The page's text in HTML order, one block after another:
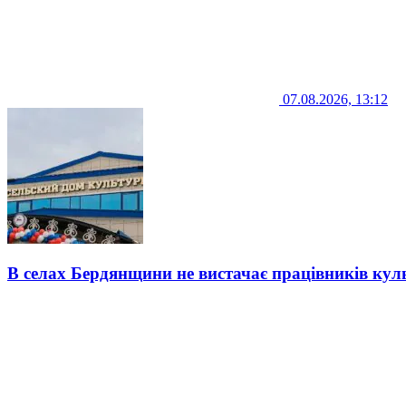
07.08.2026, 13:12
В селах Бердянщини не вистачає працівників